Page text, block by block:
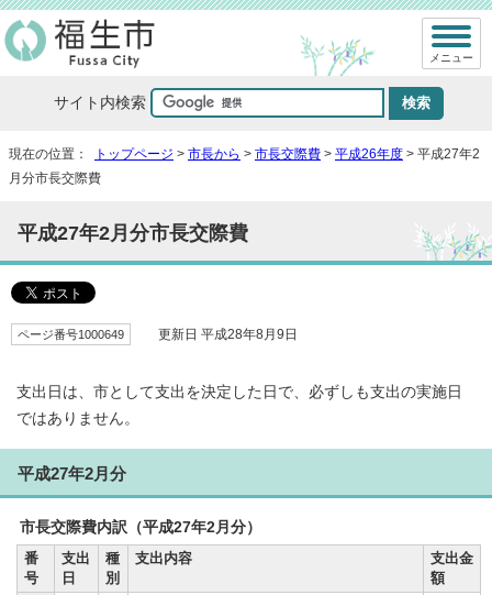
サイト内検索
メニュー
現在の位置： トップページ > 市長から > 市長交際費 > 平成26年度 > 平成27年2
月分市長交際費
平成27年2月分市長交際費
ページ番号1000649 更新日 平成28年8月9日
支出日は、市として支出を決定した日で、必ずしも支出の実施日
ではありません。
平成27年2月分
市長交際費内訳（平成27年2月分）
番
号
支出
日
種
別
支出内容
支出金
額